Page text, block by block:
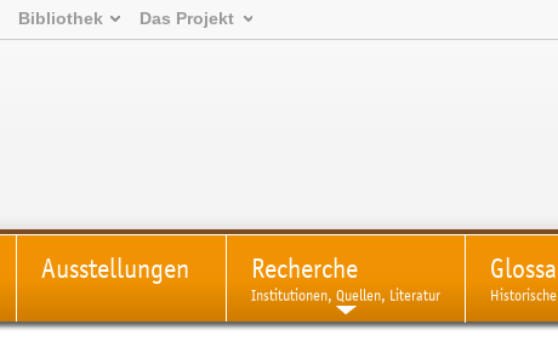
Bibliothek Das Projekt
Ausstellungen Recherche
Institutionen, Quellen, Literatur